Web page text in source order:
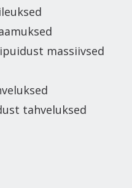
massiivsed
tahveluksed